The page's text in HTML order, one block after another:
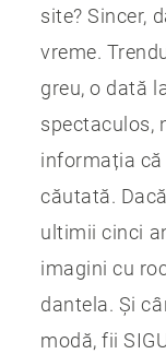
site? Sincer,
vreme.
greu, o dată
spectaculos,
informația că
căutată.
ultimii cinci
imagini cu
dantela. Și
modă, fii